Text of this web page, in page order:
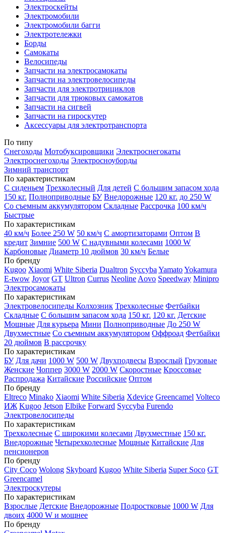
Электроскейты
Электромобили
Электромобили багги
Электротележки
Борды
Самокаты
Велосипеды
Запчасти на электросамокаты
Запчасти на электровелосипеды
Запчасти для электротрициклов
Запчасти для трюковых самокатов
Запчасти на сигвей
Запчасти на гироскутер
Аксессуары для электротранспорта
По типу
Снегоходы Мотобуксировщики Электроснегокаты
Электроснегоходы Электросноуборды
Зимний транспорт
По характеристикам
С сиденьем Трехколесный Для детей С большим запасом хода
150 кг. Полноприводные БУ Внедорожные 120 кг. до 250 W
Со съемным аккумулятором Складные Рассрочка 100 км/ч
Быстрые
По характеристикам
40 км/ч Более 250 W 50 км/ч С амортизаторами Оптом В
кредит Зимние 500 W С надувными колесами 1000 W
Карбоновые Диаметр 10 дюймов 30 км/ч Белые
По бренду
Kugoo Xiaomi White Siberia Dualtron Syccyba YamatoYokamura
E-twow Joyor GT Ultron Currus Neoline Aovo Speedway Minipro
Электросамокаты
По характеристикам
Электровелосипеды Колхозник Трехколесные Фетбайки
Складные С большим запасом хода 150 кг. 120 кг. Детские
Мощные Для курьера Мини Полноприводные До 250 W
Двухместные Со съемным аккумулятором Оффроад Фетбайки
20 дюймов В рассрочку
По характеристикам
БУ Для дачи 1000 W 500 W Двухподвесы Взрослый Грузовые
Женские Чоппер 3000 W 2000 W Скоростные Кроссовые
Распродажа Китайские Российские Оптом
По бренду
Eltreco Minako Xiaomi White Siberia Xdevice Greencamel Volteco
ИЖ Kugoo Jetson Elbike Forward Syccyba Furendo
Электровелосипеды
По характеристикам
Трехколесные С широкими колесами Двухместные 150 кг.
Внедорожные Четырехколесные Мощные Китайские Для
пенсионеров
По бренду
City Coco Wolong Skyboard Kugoo White Siberia Super Soco GT
Greencamel
Электроскутеры
По характеристикам
Взрослые Детские Внедорожные Подростковые 1000 W Для
двоих 4000 W и мощнее
По бренду